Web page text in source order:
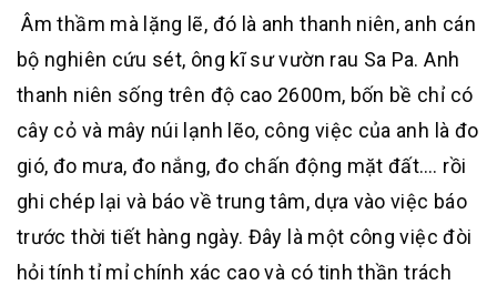
Âm thầm mà lặng lẽ, đó là anh thanh niên, anh cán
bộ nghiên cứu sét, ông kĩ sư vườn rau Sa Pa. Anh
thanh niên sống trên độ cao 2600m, bốn bề chỉ có
cây cỏ và mây núi lạnh lẽo, công việc của anh là đo
gió, đo mưa, đo nắng, đo chấn động mặt đất…. rồi
ghi chép lại và báo về trung tâm, dựa vào việc báo
trước thời tiết hàng ngày. Đây là một công việc đòi
hỏi tính tỉ mỉ chính xác cao và có tinh thần trách